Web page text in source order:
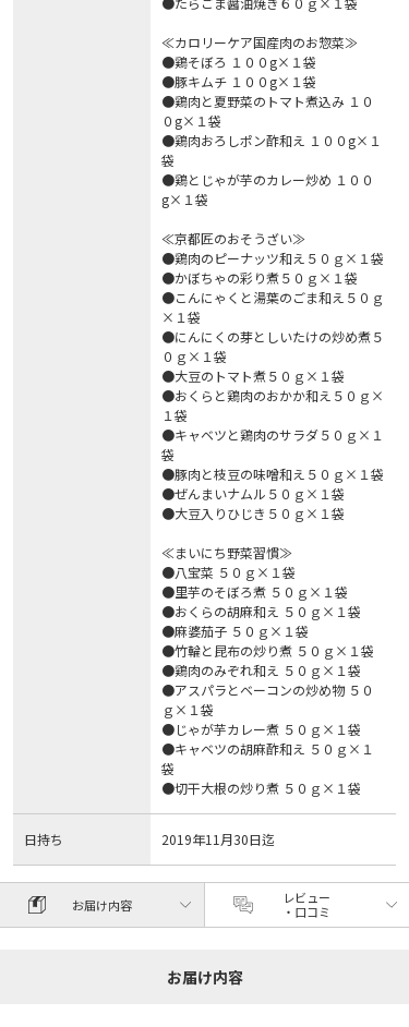
≪カロリーケア国産肉のお惣菜≫
●鶏そぼろ １００g×１袋
●豚キムチ １００g×１袋
●鶏肉と夏野菜のトマト煮込み １０
０g×１袋
●鶏肉おろしポン酢和え １００g×１
袋
●鶏とじゃが芋のカレー炒め １００
g×１袋
≪京都匠のおそうざい≫
●鶏肉のピーナッツ和え５０ｇ×１袋
●かぼちゃの彩り煮５０ｇ×１袋
●こんにゃくと湯葉のごま和え５０ｇ
×１袋
●にんにくの芽としいたけの炒め煮５
０ｇ×１袋
●大豆のトマト煮５０ｇ×１袋
●おくらと鶏肉のおかか和え５０ｇ×
１袋
●キャベツと鶏肉のサラダ５０ｇ×１
袋
●豚肉と枝豆の味噌和え５０ｇ×１袋
●ぜんまいナムル５０ｇ×１袋
●大豆入りひじき５０ｇ×１袋
≪まいにち野菜習慣≫
●八宝菜 ５０ｇ×１袋
●里芋のそぼろ煮 ５０ｇ×１袋
●おくらの胡麻和え ５０ｇ×１袋
●麻婆茄子 ５０ｇ×１袋
●竹輪と昆布の炒り煮 ５０ｇ×１袋
●鶏肉のみぞれ和え ５０ｇ×１袋
●アスパラとベーコンの炒め物 ５０
ｇ×１袋
●じゃが芋カレー煮 ５０ｇ×１袋
●キャベツの胡麻酢和え ５０ｇ×１
袋
●切干大根の炒り煮 ５０ｇ×１袋
日持ち 2019年11月30日迄
お届け内容
レビュー
・口コミ
お届け内容